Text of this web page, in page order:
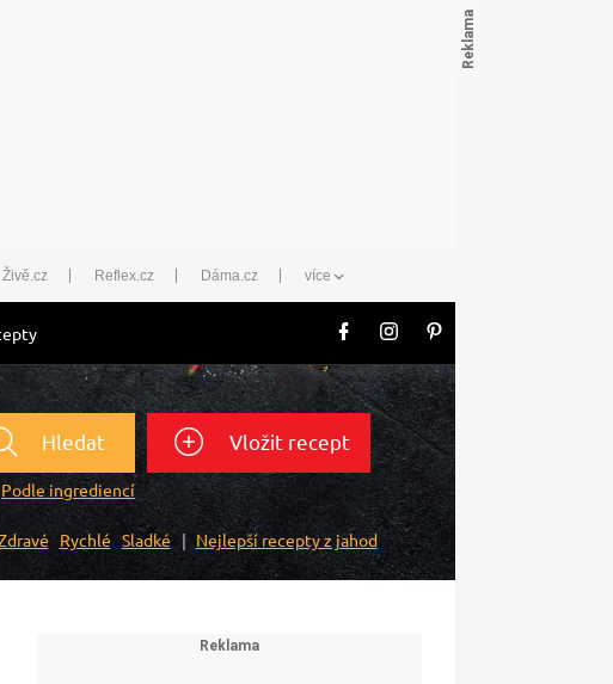
Živě.cz Reflex.cz Dáma.cz více
Hledat
Podle ingrediencí
Vložit recept
Rychlé Sladké Nejlepší recepty z jahod